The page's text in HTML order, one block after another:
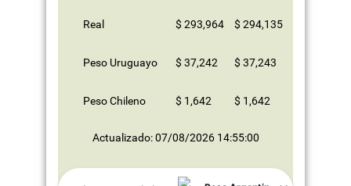
Real $ 293,964 $ 294,135
Peso Uruguayo $ 37,242 $ 37,243
Peso Chileno $ 1,642 $ 1,642
Actualizado: 07/08/2026 14:55:00